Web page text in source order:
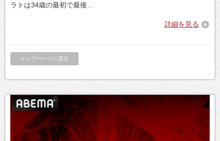
ラトは34歳の最初で最後…
詳細を見る
トップページに戻る